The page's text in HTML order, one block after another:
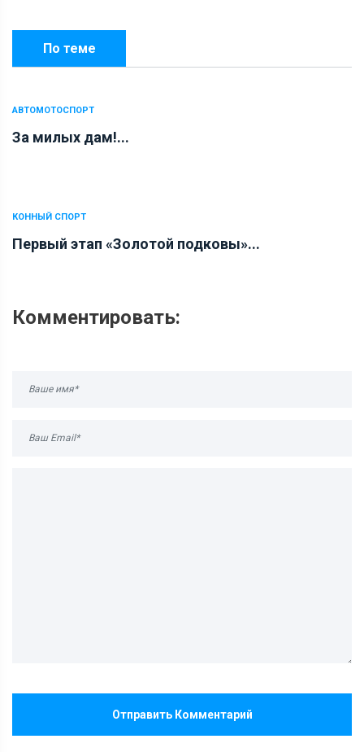
По теме
АВТОМОТОСПОРТ
За милых дам!...
КОННЫЙ СПОРТ
Первый этап «Золотой подковы»...
Комментировать:
Отправить Комментарий